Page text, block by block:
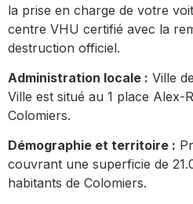
la prise en charge de votre
centre VHU certifié avec la
destruction officiel.
Administration locale : Ville
Ville est situé au 1 place Alex-
Colomiers.
Démographie et territoire :
couvrant une superficie de
habitants de Colomiers.